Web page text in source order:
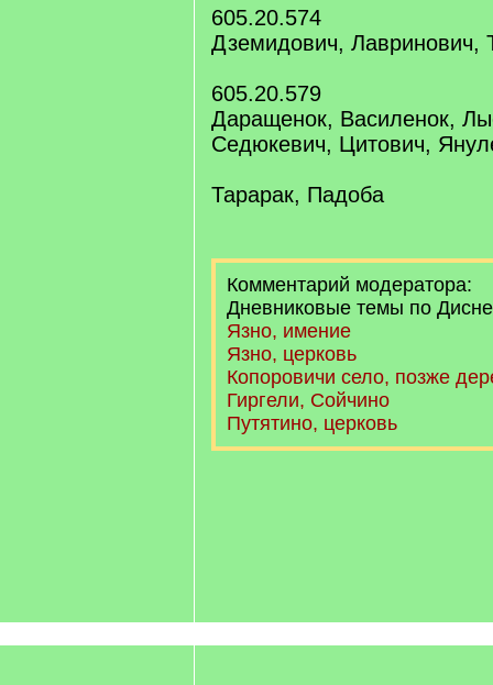
605.20.574
Дземидович, Лавринович,
605.20.579
Даращенок, Василенок,
Седюкевич, Цитович,
Тарарак, Падоба
Комментарий модератора:
Дневниковые темы по
Язно, имение
Язно, церковь
Копоровичи село, позже
Гиргели, Сойчино
Путятино, церковь